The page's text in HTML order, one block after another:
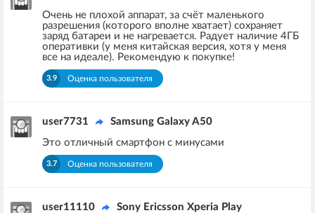
Очень не плохой аппарат, за счёт маленького
разрешения (которого вполне хватает) сохраняет
заряд батареи и не нагревается. Радует наличие 4ГБ
оперативки (у меня китайская версия, хотя у меня
все на идеале). Рекомендую к покупке!
3.9 Оценка пользователя
user7731
Samsung Galaxy A50
Это отличный смартфон с минусами
3.7 Оценка пользователя
user11110
Sony Ericsson Xperia Play